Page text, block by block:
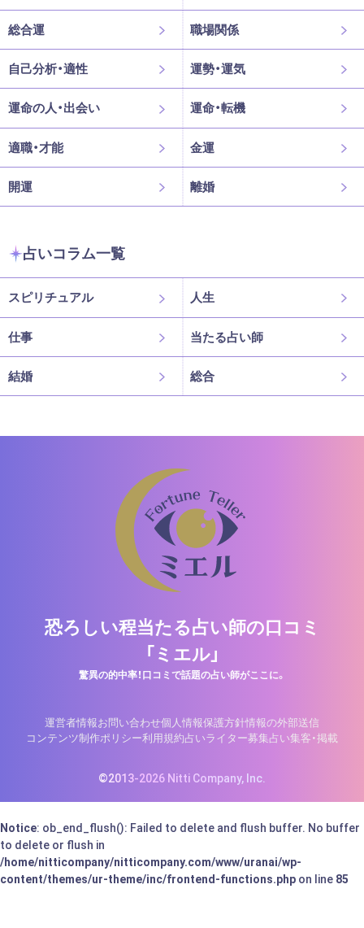
総合運 職場関係
自己分析・適性 運勢・運気
運命の人・出会い 運命・転機
適職・才能 金運
開運 離婚
占いコラム一覧
スピリチュアル 人生
仕事 当たる占い師
結婚 総合
恐ろしい程当たる占い師の口コミ
「ミエル」
驚異の的中率！口コミで話題の占い師がここに。
運営者情報お問い合わせ個人情報保護方針情報の外部送信
コンテンツ制作ポリシー利用規約占いライター募集占い集客・掲載
©2013-2026 Nitti Company, Inc.
Notice: ob_end_flush(): Failed to delete and flush buffer. No buffer
to delete or flush in
/home/nitticompany/nitticompany.com/www/uranai/wp-
content/themes/ur-theme/inc/frontend-functions.php on line 85